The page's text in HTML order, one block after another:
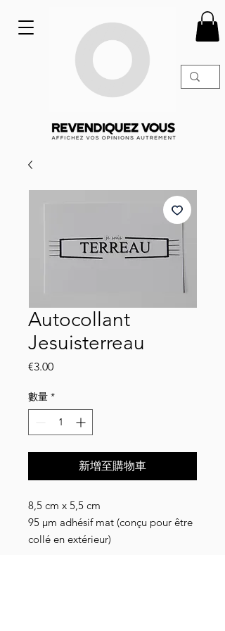
Autocollant
Jesuisterreau
€3.00價
數量 *
新增至購物車
8,5 cm x 5,5 cm
95 µm adhésif mat (conçu pour être
collé en extérieur)